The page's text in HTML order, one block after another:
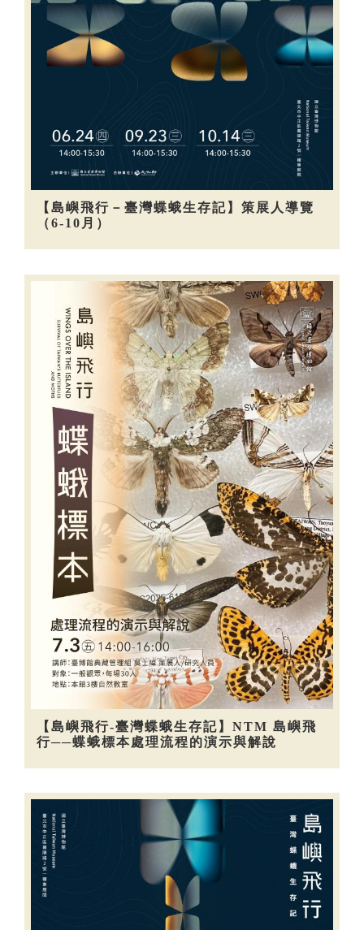
【島嶼飛行－臺灣蝶蛾生存記】策展人導覽
（6-10月）
【島嶼飛行-臺灣蝶蛾生存記】NTM 島嶼飛
行──蝶蛾標本處理流程的演示與解說